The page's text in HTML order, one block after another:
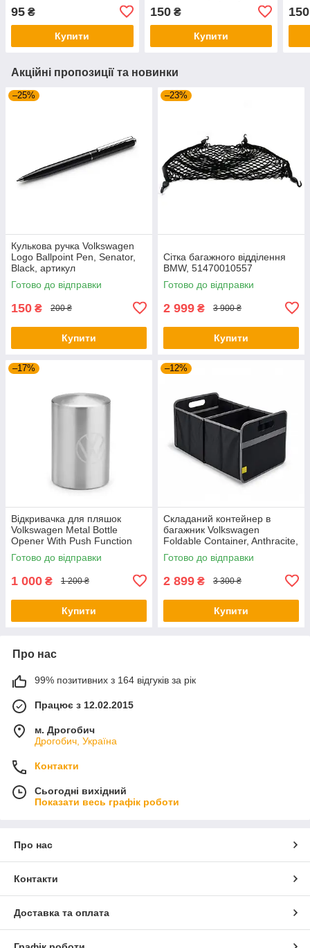
95 ₴
Купити
150₴
Купити
150
Акційні пропозиції та новинки
–25%
Кулькова ручка Volkswagen
Logo Ballpoint Pen, Senator,
Black, артикул
000087703ME041
Готово до відправки
150 ₴ 200 ₴
Купити
–23%
Сітка багажного відділення
BMW, 51470010557
Готово до відправки
2 999 ₴ 3 900 ₴
Купити
–17%
Відкривачка для пляшок
Volkswagen Metal Bottle
Opener With Push Function
NM, артикул
000087703LTJKA
Готово до відправки
1 000 ₴ 1 200 ₴
Купити
–12%
Складаний контейнер в
багажник Volkswagen
Foldable Container, Anthracite,
артикул 5H0061104
Готово до відправки
2 899 ₴ 3 300 ₴
Купити
Про нас
99% позитивних з 164 відгуків за рік
Працює з 12.02.2015
м. Дрогобич
Дрогобич, Україна
Контакти
Сьогодні вихідний
Показати весь графік роботи
Про нас
Контакти
Доставка та оплата